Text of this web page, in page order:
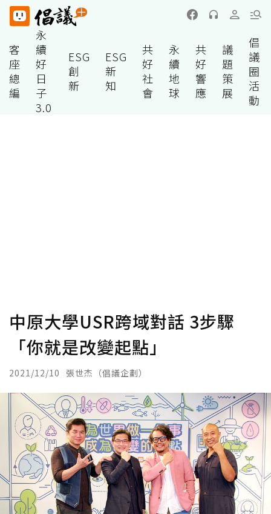
客
座
總
編
永
續
好
日
子
3.0
ESG
創
新
ESG
新
知
共
好
社
會
永
續
地
球
共
好
響
應
議
題
策
展
倡
議
圈
活
動
中原大學USR跨域對話 3步驟
「你就是改變起點」
2021/12/10 張世杰（倡議企劃）